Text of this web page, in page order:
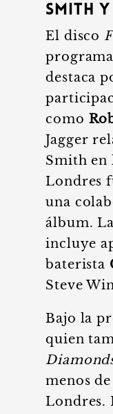
Smith
El disco
destaca
como
Jagger
Smith en
Londres
una
álbum.
incluye
baterista
Steve
Bajo la
quien
menos
Londres.